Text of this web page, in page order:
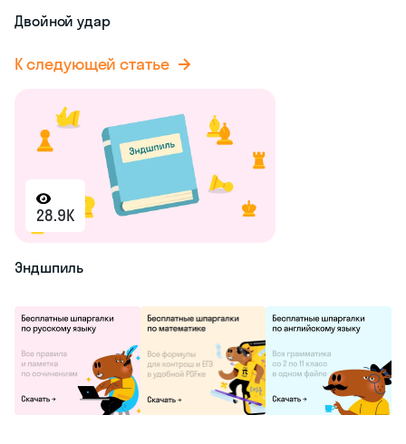
Двойной удар
К следующей статье
28.9K
Эндшпиль